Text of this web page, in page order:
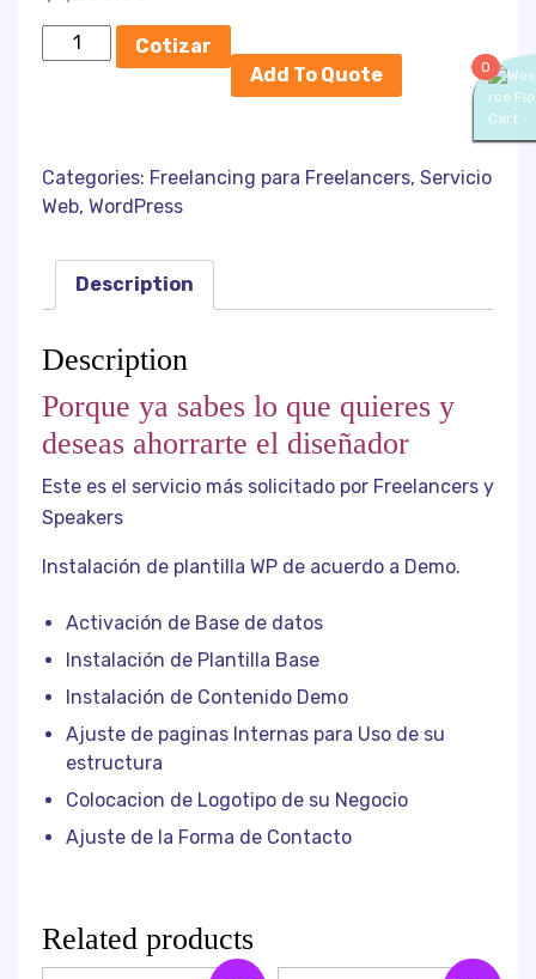
Instalacion
Plantilla
Cotizar
Add To Quote
Categories: Freelancing para Freelancers, Servicio
Web, WordPress
Description
Description
Porque ya sabes lo que quieres y
deseas ahorrarte el diseñador
Este es el servicio más solicitado por Freelancers y
Speakers
Instalación de plantilla WP de acuerdo a Demo.
Activación de Base de datos
Instalación de Plantilla Base
Instalación de Contenido Demo
Ajuste de paginas Internas para Uso de su
estructura
Colocacion de Logotipo de su Negocio
Ajuste de la Forma de Contacto
Related products
0